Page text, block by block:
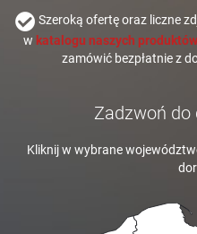
Szeroką ofertę oraz liczne
w katalogu naszych produktów
zamówić bezpłatnie z
Zadzwoń do
Kliknij w wybrane